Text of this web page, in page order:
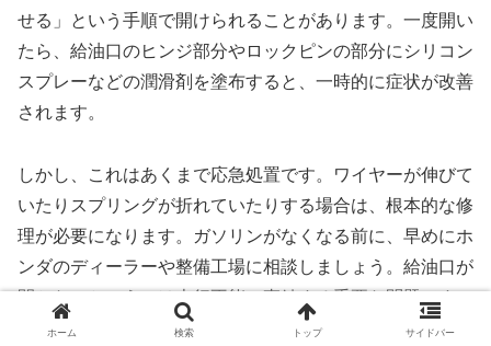
せる」という手順で開けられることがあります。一度開い
たら、給油口のヒンジ部分やロックピンの部分にシリコン
スプレーなどの潤滑剤を塗布すると、一時的に症状が改善
されます。
しかし、これはあくまで応急処置です。ワイヤーが伸びて
いたりスプリングが折れていたりする場合は、根本的な修
理が必要になります。ガソリンがなくなる前に、早めにホ
ンダのディーラーや整備工場に相談しましょう。給油口が
開かないというのは走行不能に直結する重要な問題ですの
で、放置せずにプロの点検を受けることが大切です。
ホーム 検索 トップ サイドバー